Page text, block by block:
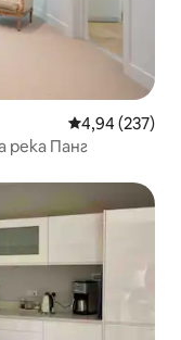
Средна
4,94 (237)
Панг